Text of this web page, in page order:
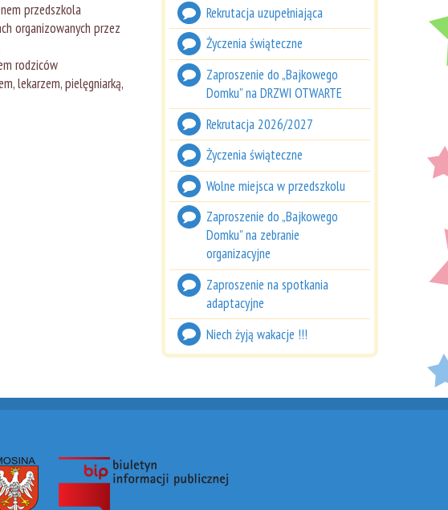
przedszkola
organizowanych przez
rodziców
lekarzem, pielęgniarką,
Rekrutacja uzupełniająca
Życzenia świąteczne
Zaproszenie do „Bajkowego
Domku” na DRZWI OTWARTE
Rekrutacja 2026/2027
Życzenia świąteczne
Wolne miejsca w przedszkolu
Zaproszenie do „Bajkowego
Domku” na zebranie
organizacyjne
Zaproszenie na spotkania
adaptacyjne
Niech żyją wakacje !!!